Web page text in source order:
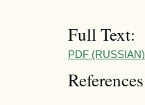
Full Text:
PDF (RUSSIAN)
References